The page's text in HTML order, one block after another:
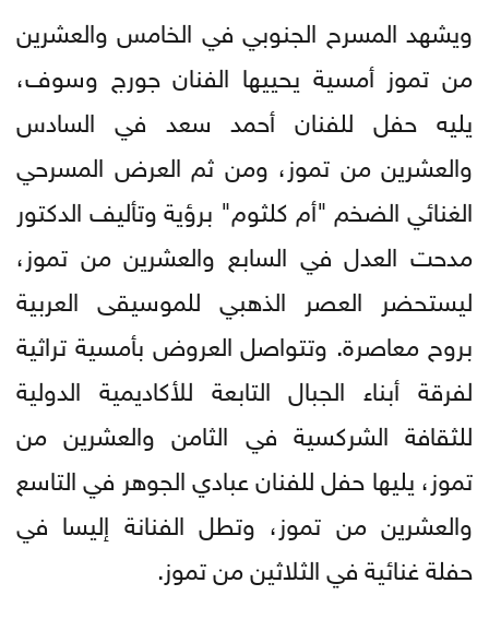
ويشهد المسرح الجنوبي في الخامس والعشرين
من تموز أمسية يحييها الفنان جورج وسوف،
يليه حفل للفنان أحمد سعد في السادس
والعشرين من تموز، ومن ثم العرض المسرحي
الغنائي الضخم "أم كلثوم" برؤية وتأليف الدكتور
مدحت العدل في السابع والعشرين من تموز،
ليستحضر العصر الذهبي للموسيقى العربية
بروح معاصرة. وتتواصل العروض بأمسية تراثية
لفرقة أبناء الجبال التابعة للأكاديمية الدولية
للثقافة الشركسية في الثامن والعشرين من
تموز، يليها حفل للفنان عبادي الجوهر في التاسع
والعشرين من تموز، وتطل الفنانة إليسا في
حفلة غنائية في الثلاثين من تموز.